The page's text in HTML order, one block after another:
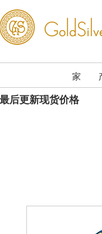
家
最后更新现货价格